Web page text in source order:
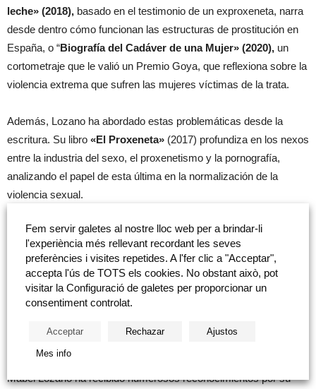
leche» (2018), basado en el testimonio de un exproxeneta, narra
desde dentro cómo funcionan las estructuras de prostitución en
España, o “Biografía del Cadáver de una Mujer» (2020), un
cortometraje que le valió un Premio Goya, que reflexiona sobre la
violencia extrema que sufren las mujeres víctimas de la trata.
Además, Lozano ha abordado estas problemáticas desde la
escritura. Su libro «El Proxeneta» (2017) profundiza en los nexos
entre la industria del sexo, el proxenetismo y la pornografía,
analizando el papel de esta última en la normalización de la
violencia sexual.
El término «pornoxplotación«, que da título a su coloquio, se ha
convertido en un eje central de su trabajo. Este concepto explora
la relación entre la pornografía y la explotación sexual, revelando
cómo la industria pornográfica legitima y perpetúa dinámicas de
poder y abuso. Según Lozano, la pornografía no solo forma parte
Mabel Lozano ha recibido numerosos reconocimientos por su
Fem servir galetes al nostre lloc web per a brindar-li
l'experiència més rellevant recordant les seves
preferències i visites repetides. A l'fer clic a "Acceptar",
accepta l'ús de TOTS els cookies. No obstant això, pot
visitar la Configuració de galetes per proporcionar un
consentiment controlat.
Acceptar Rechazar Ajustos
Mes info